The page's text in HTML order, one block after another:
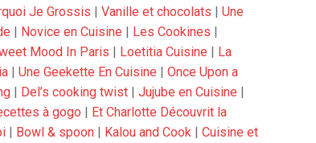
Je Grossis |Vanille et chocolats |Une
| Novice en Cuisine | Les Cookines |
Mood In Paris | Loetitia Cuisine | La
|Une Geekette En Cuisine |Once Upon a
| Del’s cooking twist |Jujube en Cuisine |
à gogo | Et Charlotte Découvrit la
| Bowl & spoon | Kalou and Cook |Cuisine et